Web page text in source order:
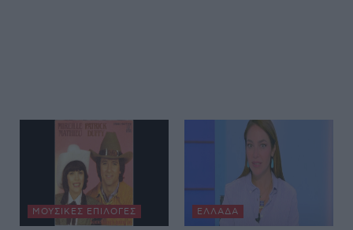
ΜΟΥΣΙΚΈΣ ΕΠΙΛΟΓΈΣ ΕΛΛΆΔΑ